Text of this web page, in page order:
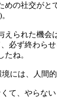
めの社交が
えられた機
必ず終わら
ね。
には、人間
て、やらな